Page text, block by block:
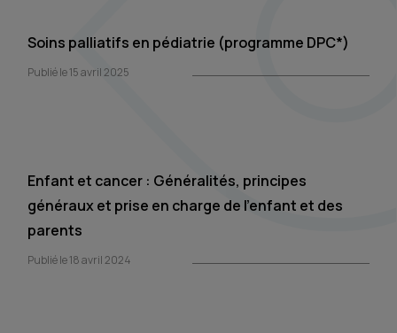
Soins palliatifs en pédiatrie (programme DPC*)
Publié le 15 avril 2025
Enfant et cancer : Généralités, principes
généraux et prise en charge de l’enfant et des
parents
Publié le 18 avril 2024